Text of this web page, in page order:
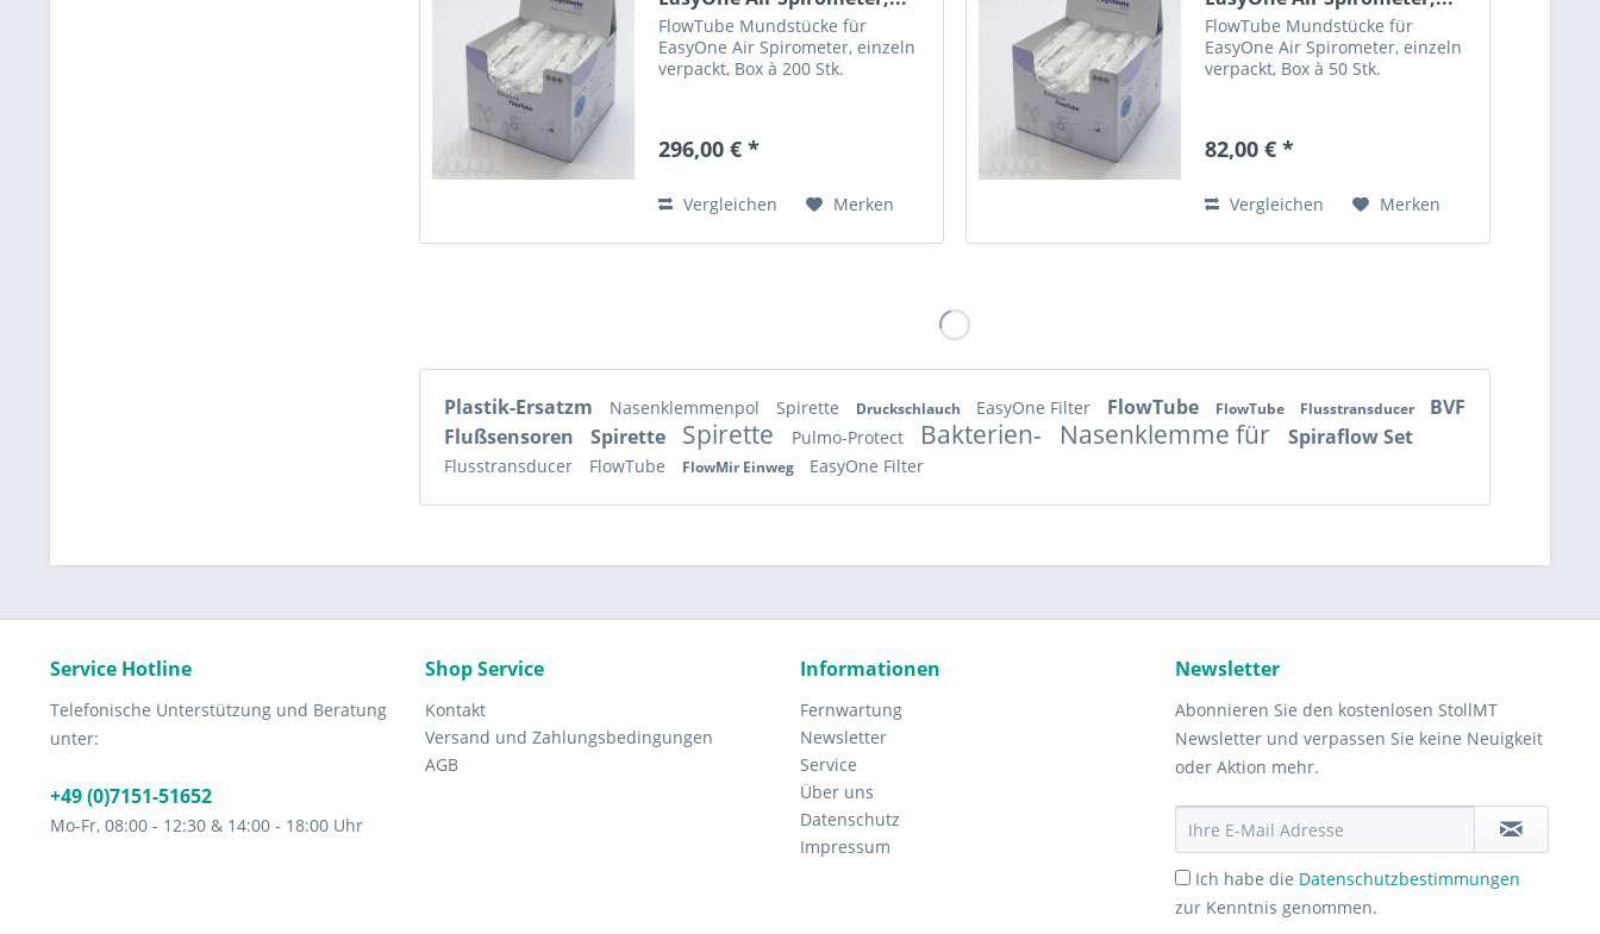
FlowTube Mundstücke für
EasyOne Air Spirometer, einzeln
verpackt, Box à 200 Stk.
296,00 € *
Vergleichen Merken
FlowTube Mundstücke für
EasyOne Air Spirometer, einzeln
verpackt, Box à 50 Stk.
82,00 € *
Vergleichen Merken
Plastik-Ersatzm Nasenklemmenpol Spirette Druckschlauch EasyOne Filter FlowTube FlowTube Flusstransducer
BVF
Flußsensoren
Spirette Spirette Pulmo-Protect Bakterien- Nasenklemme für Spiraflow Set
Flusstransducer FlowTube FlowMir Einweg EasyOne Filter
Service Hotline
Telefonische Unterstützung und Beratung
unter:
+49 (0)7151-51652
Mo-Fr, 08:00 - 12:30 & 14:00 - 18:00 Uhr
Shop Service
Kontakt
Versand und Zahlungsbedingungen
AGB
Informationen
Fernwartung
Newsletter
Service
Über uns
Datenschutz
Impressum
Newsletter
Abonnieren Sie den kostenlosen StollMT
Newsletter und verpassen Sie keine Neuigkeit
oder Aktion mehr.
Ich habe die Datenschutzbestimmungen
zur Kenntnis genommen.